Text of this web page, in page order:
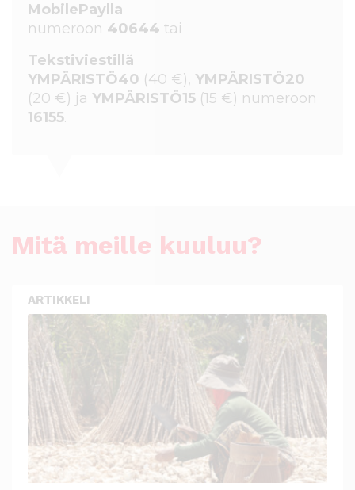
MobilePaylla
numeroon 40644 tai
Tekstiviestillä
YMPÄRISTÖ40 (40 €), YMPÄRISTÖ20
(20 €) ja YMPÄRISTÖ15 (15 €) numeroon
16155.
Mitä meille kuuluu?
ARTIKKELI